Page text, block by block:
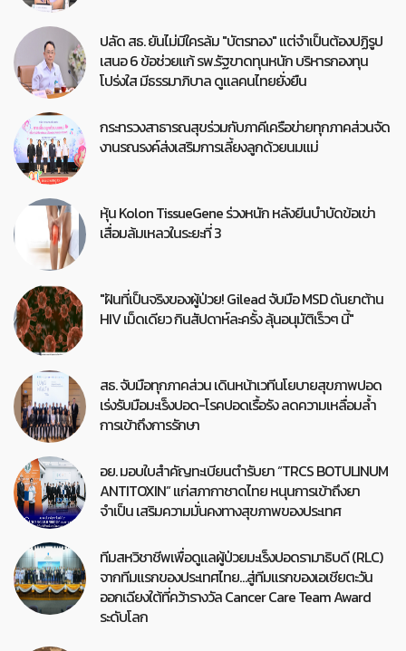
ปลัด สธ. ยันไม่มีใครล้ม "บัตรทอง" แต่จำเป็นต้องปฏิรูป
เสนอ 6 ข้อช่วยแก้ รพ.รัฐขาดทุนหนัก บริหารกองทุน
โปร่งใส มีธรรมาภิบาล ดูแลคนไทยยั่งยืน
กระทรวงสาธารณสุขร่วมกับภาคีเครือข่ายทุกภาคส่วนจัด
งานรณรงค์ส่งเสริมการเลี้ยงลูกด้วยนมแม่
หุ้น Kolon TissueGene ร่วงหนัก หลังยีนบำบัดข้อเข่า
เสื่อมล้มเหลวในระยะที่ 3
"ฝันที่เป็นจริงของผู้ป่วย! Gilead จับมือ MSD ดันยาต้าน
HIV เม็ดเดียว กินสัปดาห์ละครั้ง ลุ้นอนุมัติเร็วๆ นี้"
สธ. จับมือทุกภาคส่วน เดินหน้าเวทีนโยบายสุขภาพปอด
เร่งรับมือมะเร็งปอด-โรคปอดเรื้อรัง ลดความเหลื่อมล้ำ
การเข้าถึงการรักษา
อย. มอบใบสำคัญทะเบียนตำรับยา “TRCS BOTULINUM
ANTITOXIN” แก่สภากาชาดไทย หนุนการเข้าถึงยา
จำเป็น เสริมความมั่นคงทางสุขภาพของประเทศ
ทีมสหวิชาชีพเพื่อดูแลผู้ป่วยมะเร็งปอดรามาธิบดี (RLC)
จากทีมแรกของประเทศไทย…สู่ทีมแรกของเอเชียตะวัน
ออกเฉียงใต้ที่คว้ารางวัล Cancer Care Team Award
ระดับโลก